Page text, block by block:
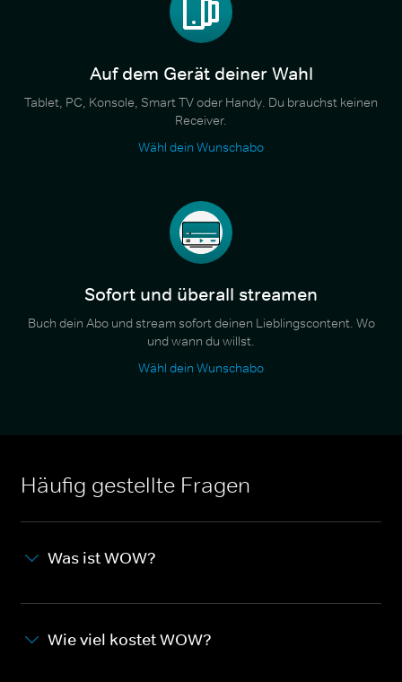
Auf dem Gerät deiner Wahl
Tablet, PC, Konsole, Smart TV oder Handy. Du brauchst keinen
Receiver.
Wähl dein Wunschabo
Sofort und überall streamen
Buch dein Abo und stream sofort deinen Lieblingscontent. Wo
und wann du willst.
Wähl dein Wunschabo
Häufig gestellte Fragen
Was ist WOW?
Wie viel kostet WOW?